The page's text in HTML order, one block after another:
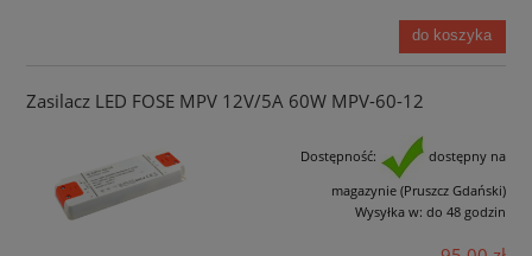
do koszyka
Zasilacz LED FOSE MPV 12V/5A 60W MPV-60-12
Dostępność:
dostępny na
magazynie (Pruszcz Gdański)
Wysyłka w: do 48 godzin